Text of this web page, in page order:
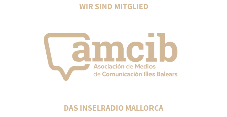
WIR SIND MITGLIED
DAS INSELRADIO MALLORCA